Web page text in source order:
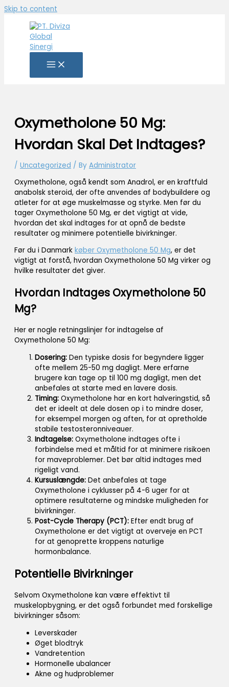
Skip to content
Oxymetholone 50 Mg:
Hvordan Skal Det Indtages?
/ Uncategorized / By Administrator
Oxymetholone, også kendt som Anadrol, er en kraftfuld
anabolsk steroid, der ofte anvendes af bodybuildere og
atleter for at øge muskelmasse og styrke. Men før du
tager Oxymetholone 50 Mg, er det vigtigt at vide,
hvordan det skal indtages for at opnå de bedste
resultater og minimere potentielle bivirkninger.
Før du i Danmark køber Oxymetholone 50 Mg, er det
vigtigt at forstå, hvordan Oxymetholone 50 Mg virker og
hvilke resultater det giver.
Hvordan Indtages Oxymetholone 50
Mg?
Her er nogle retningslinjer for indtagelse af
Oxymetholone 50 Mg:
Dosering: Den typiske dosis for begyndere ligger
ofte mellem 25-50 mg dagligt. Mere erfarne
brugere kan tage op til 100 mg dagligt, men det
anbefales at starte med en lavere dosis.
Timing: Oxymetholone har en kort halveringstid, så
det er ideelt at dele dosen op i to mindre doser,
for eksempel morgen og aften, for at opretholde
stabile testosteronniveauer.
Indtagelse: Oxymetholone indtages ofte i
forbindelse med et måltid for at minimere risikoen
for maveproblemer. Det bør altid indtages med
rigeligt vand.
Kursuslængde: Det anbefales at tage
Oxymetholone i cyklusser på 4-6 uger for at
optimere resultaterne og mindske muligheden for
bivirkninger.
Post-Cycle Therapy (PCT): Efter endt brug af
Oxymetholone er det vigtigt at overveje en PCT
for at genoprette kroppens naturlige
hormonbalance.
Potentielle Bivirkninger
Selvom Oxymetholone kan være effektivt til
muskelopbygning, er det også forbundet med forskellige
bivirkninger såsom:
Leverskader
Øget blodtryk
Vandretention
Hormonelle ubalancer
Akne og hudproblemer